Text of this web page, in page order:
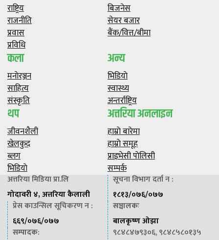
राष्ट्रिय
राजनीति
प्रवास
प्रविधि
बिजनेस
सेयर बजार
बैंक/वित्त/बीमा
कला
मनाेरञ्जन
साहित्य
संस्कृति
अन्य
भिडियाे
स्वास्थ्य
अन्तर्राष्ट्रिय
थप
जीवनशैली
खेलकुद
ब्लग
भिडियाे
अत्तरिया अनलाइन
हाम्राे बारेमा
हाम्राे समूह
प्राइभेसी पाेलिसी
सम्पर्क
अत्तरिया मिडिया प्रा.लि
गोदावरी ४, अत्तरिया कैलाली
सूचना विभाग दर्ता न :
१८१३/०७६/०७७
प्रेस काउन्सिल सूचिकरण न :
६६९/०७६/०७७
सञ्चालकः
बालकृष्ण ओझा
सम्पादक: ९८४८४७९३०६, ९८४८५८०१३५